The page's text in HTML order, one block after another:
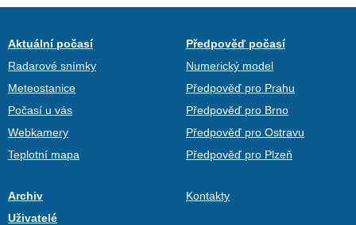
Aktuální počasí
Radarové snímky
Meteostanice
Počasí u vás
Webkamery
Teplotní mapa
Předpověď počasí
Numerický model
Předpověď pro Prahu
Předpověď pro Brno
Předpověď pro Ostravu
Předpověď pro Plzeň
Archiv
Uživatelé
Kontakty